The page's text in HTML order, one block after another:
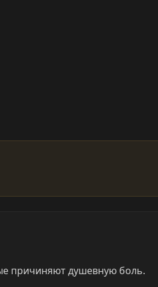
причиняют душевную боль.